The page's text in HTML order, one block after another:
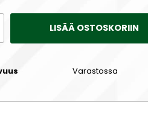
LISÄÄ OSTOSKORIIN
Varastossa